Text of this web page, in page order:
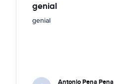
genial
genial
Antonio Pena Pena